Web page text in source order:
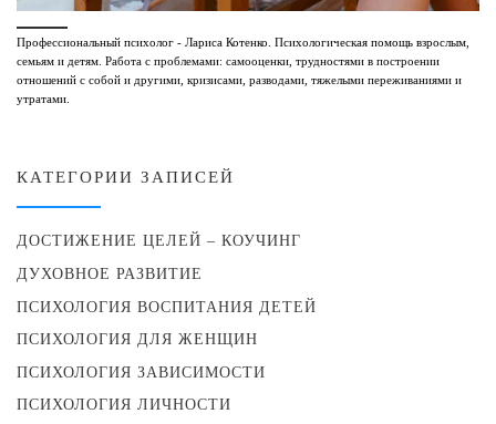
Профессиональный психолог - Лариса Котенко. Психологическая помощь взрослым,
семьям и детям. Работа с проблемами: самооценки, трудностями в построении
отношений с собой и другими, кризисами, разводами, тяжелыми переживаниями и
утратами.
КАТЕГОРИИ ЗАПИСЕЙ
ДОСТИЖЕНИЕ ЦЕЛЕЙ – КОУЧИНГ
ДУХОВНОЕ РАЗВИТИЕ
ПСИХОЛОГИЯ ВОСПИТАНИЯ ДЕТЕЙ
ПСИХОЛОГИЯ ДЛЯ ЖЕНЩИН
ПСИХОЛОГИЯ ЗАВИСИМОСТИ
ПСИХОЛОГИЯ ЛИЧНОСТИ